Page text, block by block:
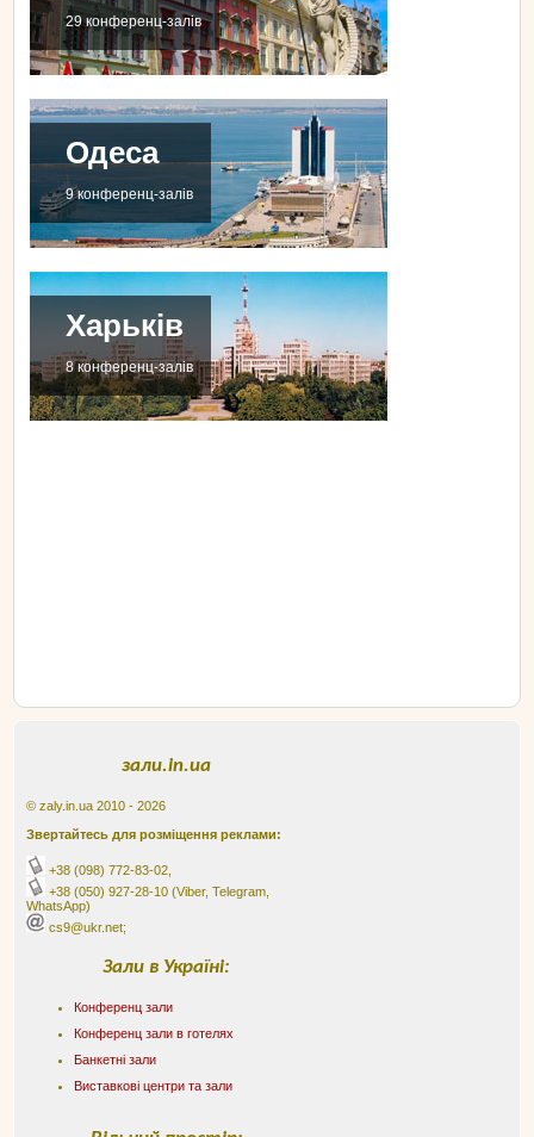
29 конференц-залів
Одеса
9 конференц-залів
Харьків
8 конференц-залів
зали.in.ua
© zaly.in.ua 2010 - 2026
Звертайтесь для розміщення реклами:
+38 (098) 772-83-02
+38 (050) 927-28-10 (Viber, Telegram,
WhatsApp)
cs9@ukr.net;
Зали в Україні:
Конференц зали
Конференц зали в готелях
Банкетні зали
Виставкові центри та зали